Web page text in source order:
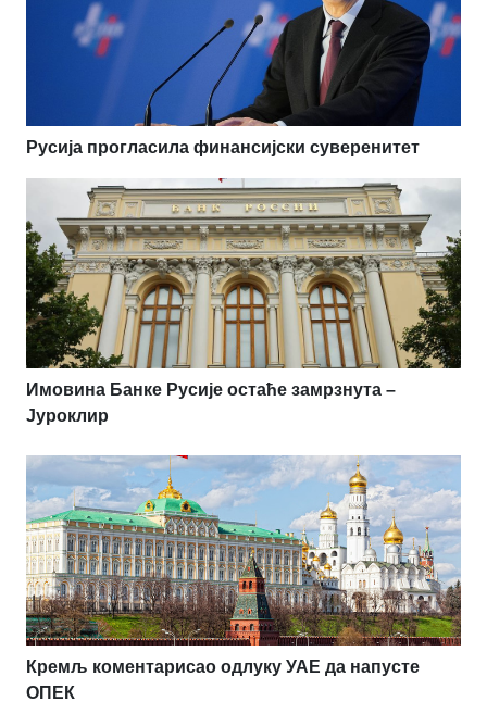
Русија прогласила финансијски суверенитет
Имовина Банке Русије остаће замрзнута –
Јуроклир
Кремљ коментарисао одлуку УАЕ да напусте
ОПЕК